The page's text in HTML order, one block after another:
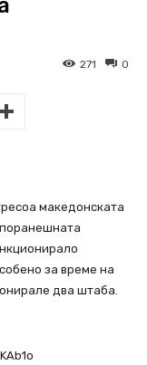
0
271
македонската
за време на
два штаба.